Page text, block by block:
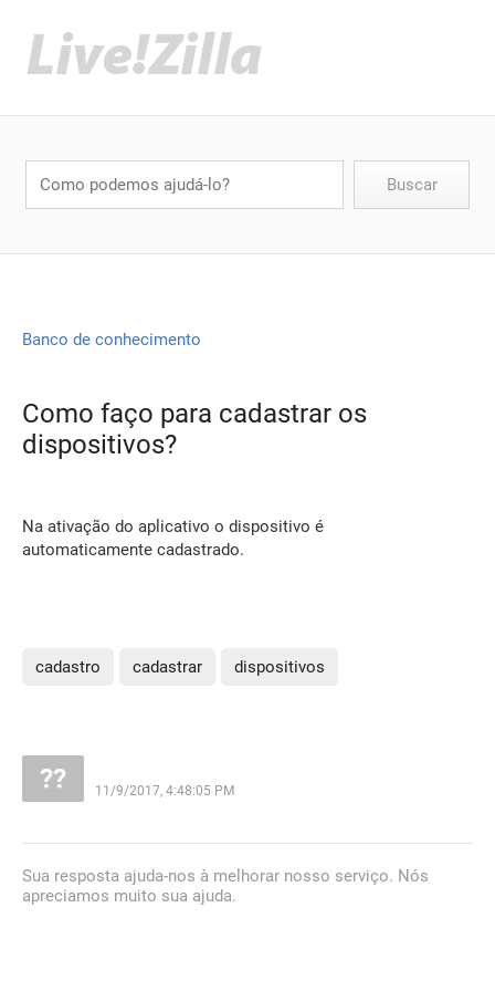
Banco de conhecimento
Como faço para cadastrar os
dispositivos?
Na ativação do aplicativo o dispositivo é
automaticamente cadastrado.
cadastro cadastrar dispositivos
11/9/2017, 4:48:05 PM
Sua resposta ajuda-nos à melhorar nosso serviço. Nós
apreciamos muito sua ajuda.